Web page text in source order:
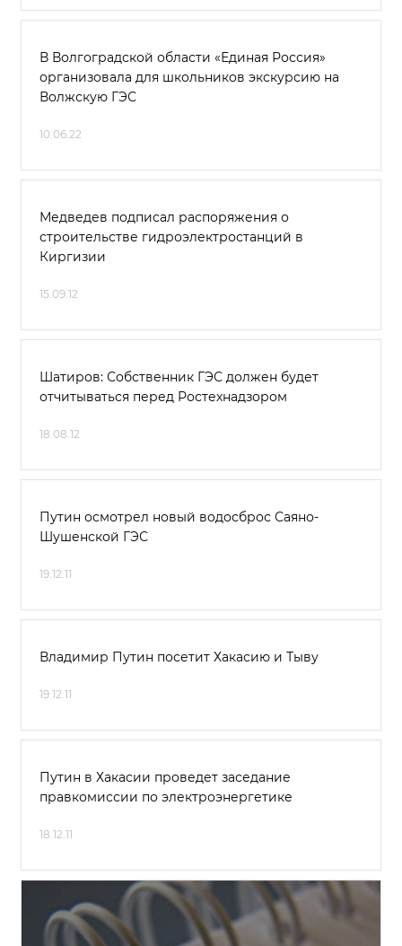
В Волгоградской области «Единая Россия»
организовала для школьников экскурсию на
Волжскую ГЭС
10.06.22
Медведев подписал распоряжения о
строительстве гидроэлектростанций в
Киргизии
15.09.12
Шатиров: Собственник ГЭС должен будет
отчитываться перед Ростехнадзором
18.08.12
Путин осмотрел новый водосброс Саяно-
Шушенской ГЭС
19.12.11
Владимир Путин посетит Хакасию и Тыву
19.12.11
Путин в Хакасии проведет заседание
правкомиссии по электроэнергетике
18.12.11